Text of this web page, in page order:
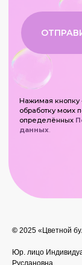
© 2025 «Цветной
Юр. лицо
Руслановна